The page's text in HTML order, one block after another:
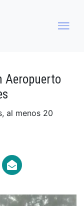
Aeropuerto
al menos 20